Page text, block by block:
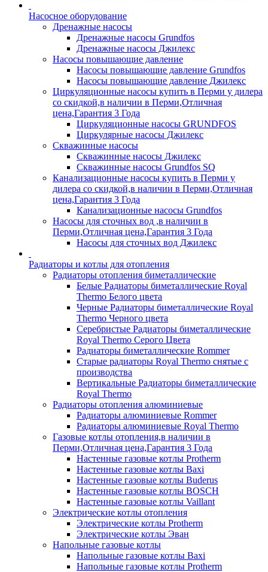
Насосное оборудование
Дренажные насосы
Дренажные насосы Grundfos
Дренажные насосы Джилекс
Насосы повышающие давление
Насосы повышающие давление Grundfos
Насосы повышающие давление Джилекс
Циркуляционные насосы купить в Перми у дилера
со скидкой,в наличии в Перми,Отличная
цена,Гарантия 3 Года
Циркуляционные насосы GRUNDFOS
Циркулярные насосы Джилекс
Скважинные насосы
Скважинные насосы Джилекс
Скважинные насосы Grundfos SQ
Канализационные насосы купить в Перми у
дилера со скидкой,в наличии в Перми,Отличная
цена,Гарантия 3 Года
Канализационные насосы Grundfos
Насосы для сточных вод ,в наличии в
Перми,Отличная цена,Гарантия 3 Года
Насосы для сточных вод Джилекс
Радиаторы и котлы для отопления
Радиаторы отопления биметаллические
Белые Радиаторы биметаллические Royal
Thermo Белого цвета
Черные Радиаторы биметаллические Royal
Thermo Черного цвета
Серебристые Радиаторы биметаллические
Royal Thermo Серого Цвета
Радиаторы биметаллические Rommer
Старые радиаторы Royal Thermo снятые с
производства
Вертикальные Радиаторы биметаллические
Royal Thermo
Радиаторы отопления алюминиевые
Радиаторы алюминиевые Rommer
Радиаторы алюминиевые Royal Thermo
Газовые котлы отопления,в наличии в
Перми,Отличная цена,Гарантия 3 Года
Настенные газовые котлы Protherm
Настенные газовые котлы Baxi
Настенные газовые котлы Buderus
Настенные газовые котлы BOSCH
Настенные газовые котлы Vaillant
Электрические котлы отопления
Электрические котлы Protherm
Электрические котлы Эван
Напольные газовые котлы
Напольные газовые котлы Baxi
Напольные газовые котлы Protherm